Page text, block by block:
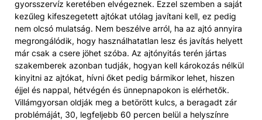
gyorsszervíz keretében elvégeznek. Ezzel szemben a saját
kezűleg kifeszegetett ajtókat utólag javítani kell, ez pedig
nem olcsó mulatság. Nem beszélve arról, ha az ajtó annyira
megrongálódik, hogy használhatatlan lesz és javítás helyett
már csak a csere jöhet szóba. Az ajtónyitás terén jártas
szakemberek azonban tudják, hogyan kell károkozás nélkül
kinyitni az ajtókat, hívni őket pedig bármikor lehet, hiszen
éjjel és nappal, hétvégén és ünnepnapokon is elérhetők.
Villámgyorsan oldják meg a betörött kulcs, a beragadt zár
problémáját, 30, legfeljebb 60 percen belül a helyszínre